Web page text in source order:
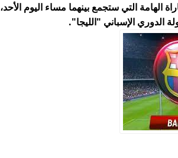
الهامة التي ستجمع بينهما مساء اليوم الأحد،
الدوري الإسباني "الليجا".